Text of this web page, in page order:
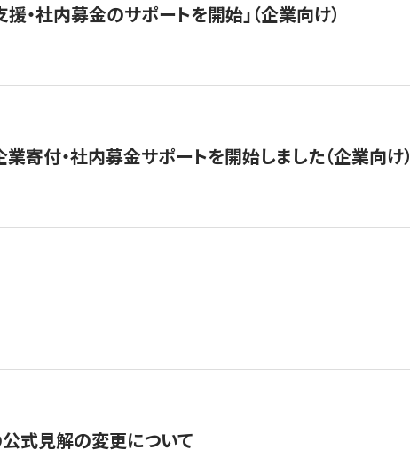
・社内募金のサポートを開始」（企業向け）
付・社内募金サポートを開始しました（企業向け）
式見解の変更について